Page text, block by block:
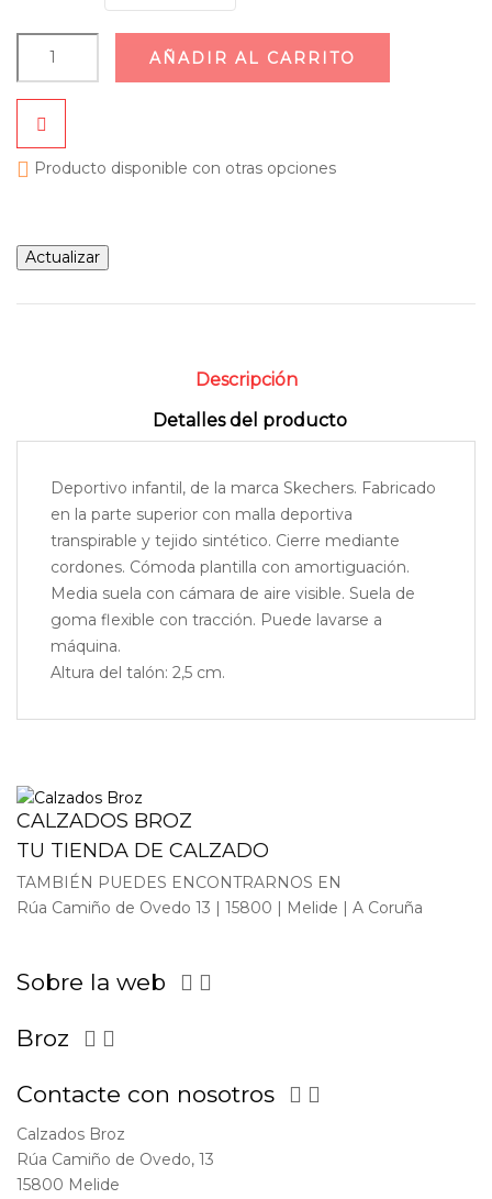
AÑADIR AL CARRITO
 Producto disponible con otras opciones
Descripción
Detalles del producto
Deportivo infantil, de la marca Skechers. Fabricado
en la parte superior con malla deportiva
transpirable y tejido sintético. Cierre mediante
cordones. Cómoda plantilla con amortiguación.
Media suela con cámara de aire visible. Suela de
goma flexible con tracción. Puede lavarse a
máquina.
Altura del talón: 2,5 cm.
CALZADOS BROZ
TU TIENDA DE CALZADO
TAMBIÉN PUEDES ENCONTRARNOS EN
Rúa Camiño de Ovedo 13 | 15800 | Melide | A Coruña
Sobre la web  
Broz  
Contacte con nosotros  
Calzados Broz
Rúa Camiño de Ovedo, 13
15800 Melide